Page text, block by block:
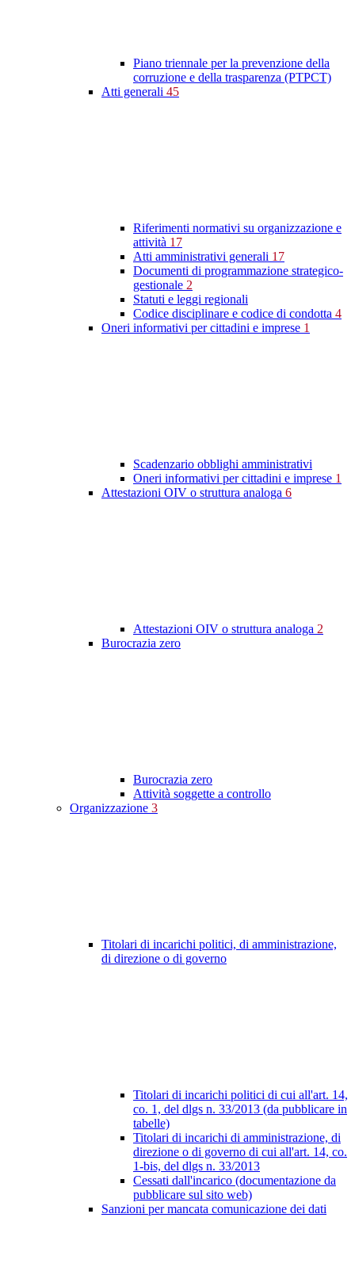
Piano triennale per la prevenzione della
corruzione e della trasparenza (PTPCT)
Atti generali 45
Riferimenti normativi su organizzazione e
attività 17
Atti amministrativi generali 17
Documenti di programmazione strategico-
gestionale 2
Statuti e leggi regionali
Codice disciplinare e codice di condotta 4
Oneri informativi per cittadini e imprese 1
Scadenzario obblighi amministrativi
Oneri informativi per cittadini e imprese 1
Attestazioni OIV o struttura analoga 6
Attestazioni OIV o struttura analoga 2
Burocrazia zero
Burocrazia zero
Attività soggette a controllo
Organizzazione 3
Titolari di incarichi politici, di amministrazione,
di direzione o di governo
Titolari di incarichi politici di cui all'art. 14,
co. 1, del dlgs n. 33/2013 (da pubblicare in
tabelle)
Titolari di incarichi di amministrazione, di
direzione o di governo di cui all'art. 14, co.
1-bis, del dlgs n. 33/2013
Cessati dall'incarico (documentazione da
pubblicare sul sito web)
Sanzioni per mancata comunicazione dei dati